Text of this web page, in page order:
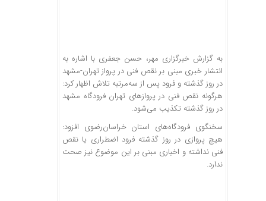
به گزارش خبرگزاری مهر، حسن جعفری با اشاره به
انتشار خبری مبنی بر نقص فنی در پرواز تهران-مشهد
در روز گذشته و فرود پس از سه‌مرتبه تلاش اظهار کرد:
هرگونه نقص فنی در پروازهای تهران فرودگاه مشهد
در روز گذشته تکذیب می‌شود.
سخنگوی فرودگاه‌های استان خراسان‌رضوی افزود:
هیچ پروازی در روز گذشته فرود اضطراری یا نقص
فنی نداشته و اخباری مبنی بر این موضوع نیز صحت
ندارد.